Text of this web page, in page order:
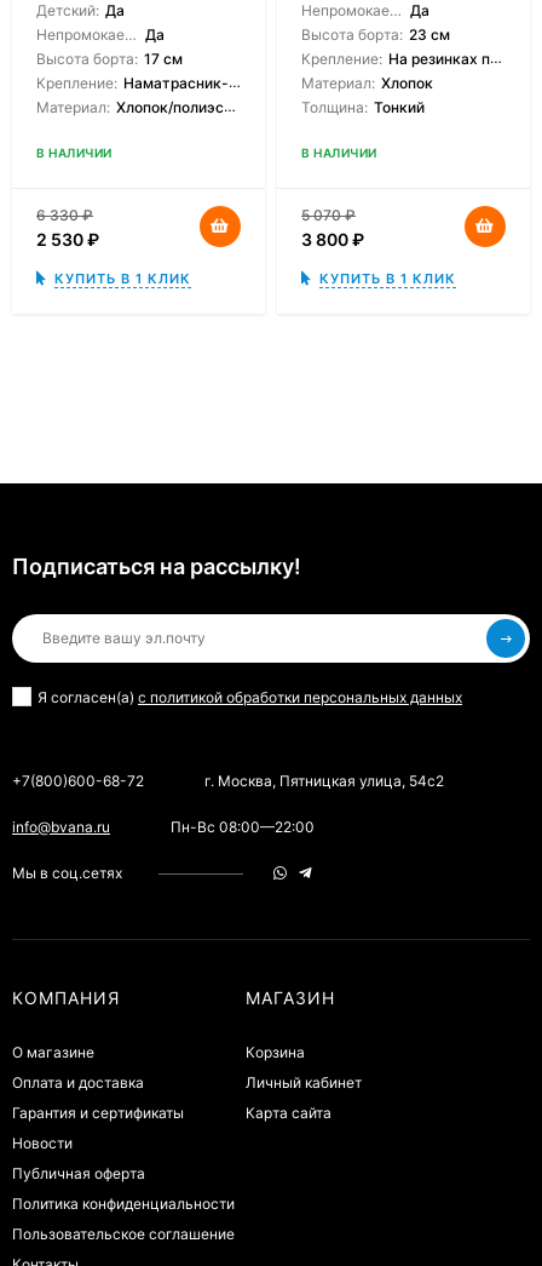
Детский: Да
Непромокаемый: Да
Высота борта: 17 см
Крепление: Наматрасник-чехол
Материал: Хлопок/полиэстер
В НАЛИЧИИ
6 330₽
2 530₽
КУПИТЬ В 1 КЛИК
Непромокаемый: Да
Высота борта: 23 см
Крепление: На резинках по углам
Материал: Хлопок
Толщина: Тонкий
В НАЛИЧИИ
5 070₽
3 800₽
КУПИТЬ В 1 КЛИК
Подписаться на рассылкy!
Я согласен(a) с политикой обработки персональных данных
+7(800)600-68-72 г. Москва, Пятницкая улица, 54с2
info@bvana.ru Пн-Вс 08:00—22:00
Мы в соц.сетях
КОМПАНИЯ
О магазине
Оплата и доставка
Гарантия и сертификаты
Новости
Публичная оферта
Политика конфиденциальности
Пользовательское соглашение
МАГАЗИН
Корзина
Личный кабинет
Карта сайта